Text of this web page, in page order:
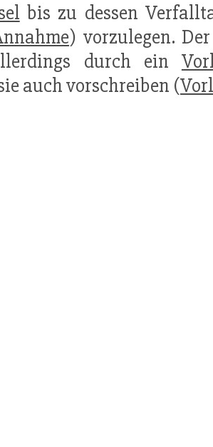
bis zu dessen
) vorzulegen. Der
durch ein
auch vorschreiben (